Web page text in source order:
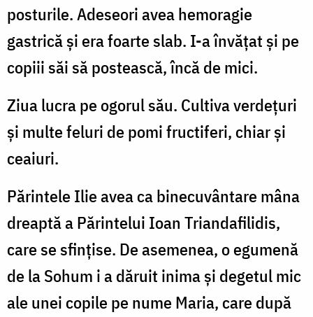
posturile. Adeseori avea hemoragie
gastrică şi era foarte slab. I-a învăţat şi pe
copiii săi să postească, încă de mici.
Ziua lucra pe ogorul său. Cultiva verdeţuri
şi multe feluri de pomi fructiferi, chiar şi
ceaiuri.
Părintele Ilie avea ca binecuvântare mâna
dreaptă a Părintelui Ioan Triandafilidis,
care se sfinţise. De asemenea, o egumenă
de la Sohum i a dăruit inima şi degetul mic
ale unei copile pe nume Maria, care după